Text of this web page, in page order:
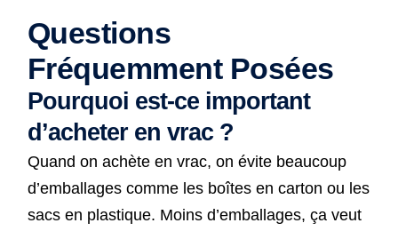
Questions
Fréquemment Posées
Pourquoi est-ce important
d’acheter en vrac ?
Quand on achète en vrac, on évite beaucoup
d’emballages comme les boîtes en carton ou les
sacs en plastique. Moins d’emballages, ça veut